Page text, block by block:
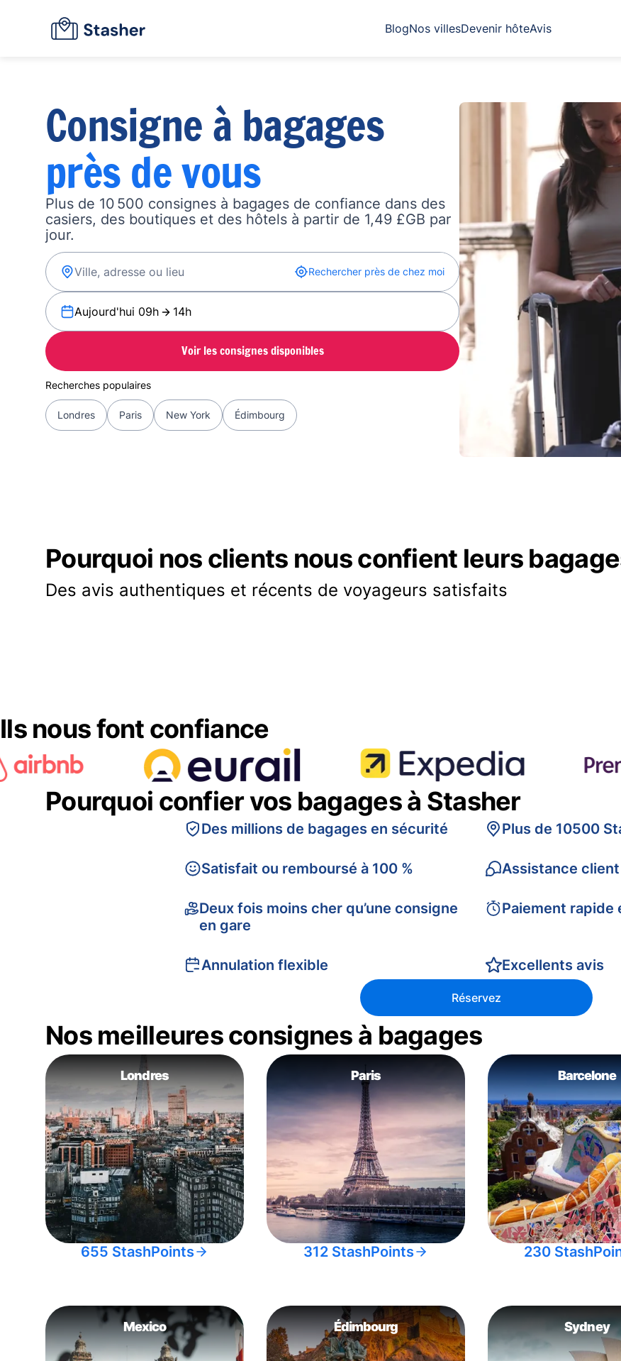
BlogNos villesDevenir hôteAvis
Consigne à bagages
près de vous
Plus de 10 500 consignes à bagages de confiance dans des
casiers, des boutiques et des hôtels à partir de 1,49 £GB par
jour.
Rechercher près de chez moi
Aujourd'hui 09h 14h
Voir les consignes disponibles
Recherches populaires
Londres Paris New York Édimbourg
Pourquoi nos clients nous confient leurs
Des avis authentiques et récents de voyageurs satisfaits
Ils nous font confiance
Pourquoi confier vos bagages à Stasher
Des millions de bagages en sécurité
Satisfait ou remboursé à 100 %
Deux fois moins cher qu’une consigne
en gare
Annulation flexible
Plus de 10500
Assistance
Paiement rapide
Excellents avis
Réservez
Nos meilleures consignes à bagages
Londres
655 StashPoints
Paris
312 StashPoints
Barcelone
230
Mexico Édimbourg Sydney